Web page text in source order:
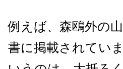
例えば、森鴎外の
書に掲載されてい